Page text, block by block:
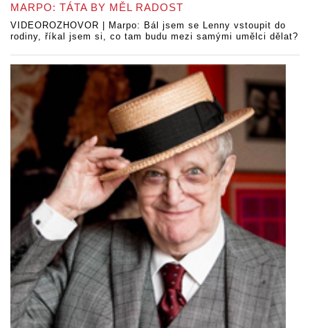
MARPO: TÁTA BY MĚL RADOST
VIDEOROZHOVOR | Marpo: Bál jsem se Lenny vstoupit do
rodiny, říkal jsem si, co tam budu mezi samými umělci dělat?